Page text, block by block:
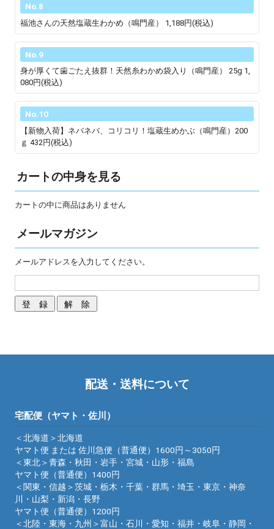
No.8
福池さんの天然塩蔵生わかめ（鳴門産） 1,188円(税込)
No.9
身が厚くて歯ごたえ抜群！天然糸わかめ袋入り（鳴門産） 25g 1,
080円(税込)
No.10
【新物入荷】ネバネバ、コリコリ！塩蔵生めかぶ（鳴門産）200
ｇ432円(税込)
カートの中身を見る
カートの中に商品はありません
メールマガジン
メールアドレスを入力してください。
配送・送料について
宅配便（ヤマト・佐川）
＜北海道＞北海道
ヤマト便 または 佐川急便（普通便）1600円～3050円
＜東北＞青森・秋田・岩手・宮城・山形・福島
ヤマト便（普通便）1400円
＜関東・信越＞茨城・栃木・千葉・群馬・埼玉・東京・神奈
川・山梨・新潟・長野
ヤマト便（普通便）1200円
＜北陸・東海・九州＞富山・石川・愛知・福井・岐阜・静岡・